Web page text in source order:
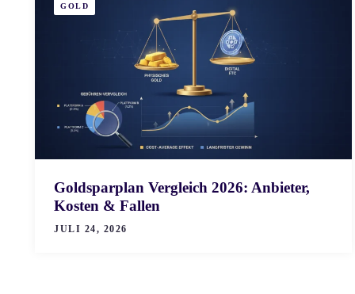
GOLD
Goldsparplan Vergleich 2026: Anbieter,
Kosten & Fallen
JULI 24, 2026